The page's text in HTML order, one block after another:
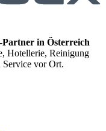
in Österreich
Hotellerie, Reinigung
vor Ort.